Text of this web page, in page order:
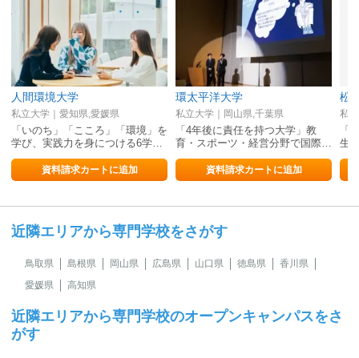
人間環境大学
私立大学｜愛知県,愛媛県
「いのち」「こころ」「環境」を
学び、実践力を身につける6学…
資料請求カートに追加
環太平洋大学
私立大学｜岡山県,千葉県
「4年後に責任を持つ大学」教
育・スポーツ・経営分野で国際…
資料請求カートに追加
松
私
「
生
近隣エリアから専門学校をさがす
鳥取県 島根県 岡山県 広島県 山口県 徳島県
香川県
愛媛県
高知県
近隣エリアから専門学校のオープンキャンパスをさ
がす